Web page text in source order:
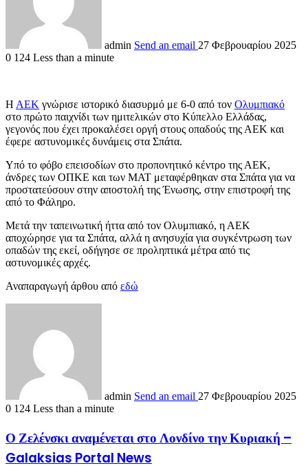
admin Send an email 27 Φεβρουαρίου 2025
0 124 Less than a minute
Η ΑΕΚ γνώρισε ιστορικό διασυρμό με 6-0 από τον Ολυμπιακό
στο πρώτο παιχνίδι των ημιτελικών στο Κύπελλο Ελλάδας,
γεγονός που έχει προκαλέσει οργή στους οπαδούς της ΑΕΚ και
έφερε αστυνομικές δυνάμεις στα Σπάτα.
Υπό το φόβο επεισοδίων στο προπονητικό κέντρο της ΑΕΚ,
άνδρες των ΟΠΚΕ και των ΜΑΤ μεταφέρθηκαν στα Σπάτα για να
προστατεύσουν στην αποστολή της Ένωσης, στην επιστροφή της
από το Φάληρο.
Μετά την ταπεινωτική ήττα από τον Ολυμπιακό, η ΑΕΚ
αποχώρησε για τα Σπάτα, αλλά η ανησυχία για συγκέντρωση των
οπαδών της εκεί, οδήγησε σε προληπτικά μέτρα από τις
αστυνομικές αρχές.
Αναπαραγωγή άρθου από εδώ
admin Send an email 27 Φεβρουαρίου 2025
0 124 Less than a minute
Ο Ζελένσκι αναμένεται στο Λονδίνο την Κυριακή –
Galaksias Portal News